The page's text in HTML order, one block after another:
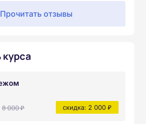
Прочитать отзывы
8 000 ₽ скидка: 2 000 ₽